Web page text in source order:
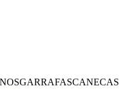
GARRAFASCANECAS